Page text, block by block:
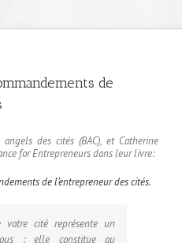
de
des cités (BAC), et Catherine
for Entrepreneurs dans leur livre:
de l’entrepreneur des cités.
cité représente un
: elle constitue au